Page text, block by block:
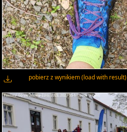
pobierz z wynikiem (load with result)